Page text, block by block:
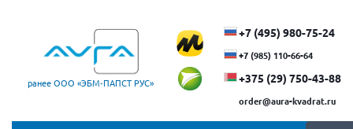
ранее ООО «ЭБМ‑ПАПСТ РУС»
+7 (495) 980-75-24
+7 (985) 110-66-64
+375 (29) ​750-43-88
order@aura-kvadrat.ru